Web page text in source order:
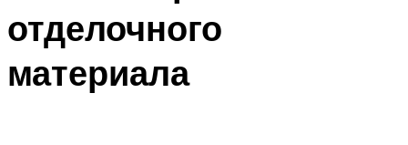
отделочного
материала